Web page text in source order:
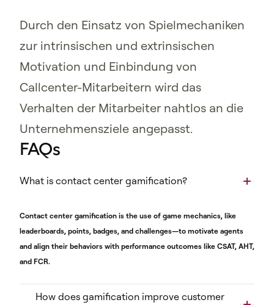
Durch den Einsatz von Spielmechaniken
zur intrinsischen und extrinsischen
Motivation und Einbindung von
Callcenter-Mitarbeitern wird das
Verhalten der Mitarbeiter nahtlos an die
Unternehmensziele angepasst.
FAQs
What is contact center gamification?
Contact center gamification is the use of game mechanics, like
leaderboards, points, badges, and challenges—to motivate agents
and align their behaviors with performance outcomes like CSAT, AHT,
and FCR.
How does gamification improve customer